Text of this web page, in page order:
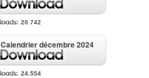
20.742
Calendrier décembre 2024
24.554